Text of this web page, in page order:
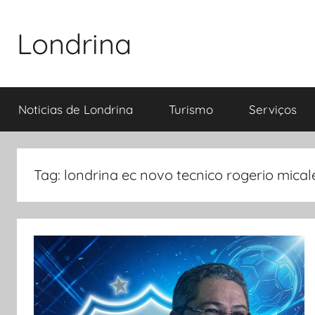
Londrina
Noticias de Londrina Turismo Serviços
Tag: londrina ec novo tecnico rogerio